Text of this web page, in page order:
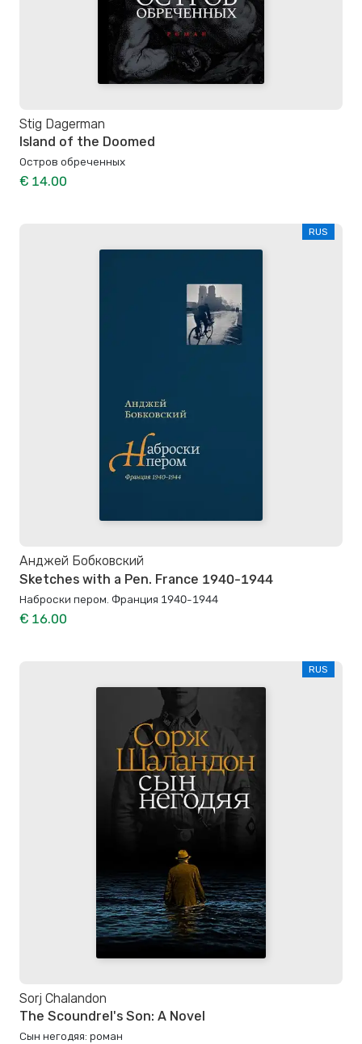
Stig Dagerman
Island of the Doomed
Остров обреченных
€ 14.00
RUS
Анджей Бобковский
Sketches with a Pen. France 1940-1944
Наброски пером. Франция 1940-1944
€ 16.00
RUS
Sorj Chalandon
The Scoundrel's Son: A Novel
Сын негодяя: роман